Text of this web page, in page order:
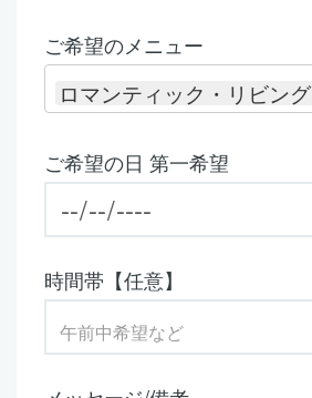
ご希望のメニュー
ロマンティック・リビング
ご希望の日 第一希望
時間帯【任意】